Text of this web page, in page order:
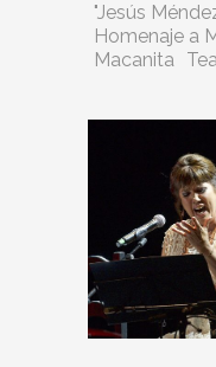
"Jesús
Homenaje a
Macanita